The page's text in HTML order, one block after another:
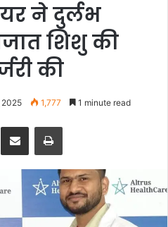
ने दुर्लभ
शिशु की
की
2025 1,777 1 minute read
Telegram